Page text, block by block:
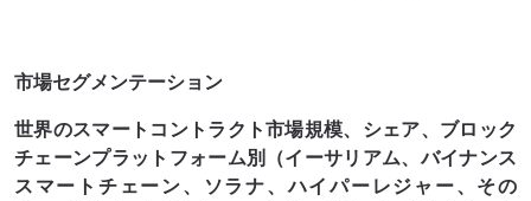
市場セグメンテーション
世界のスマートコントラクト市場規模、シェア、ブロック
チェーンプラットフォーム別（イーサリアム、バイナンス
スマートチェーン、ソラナ、ハイパーレジャー、その